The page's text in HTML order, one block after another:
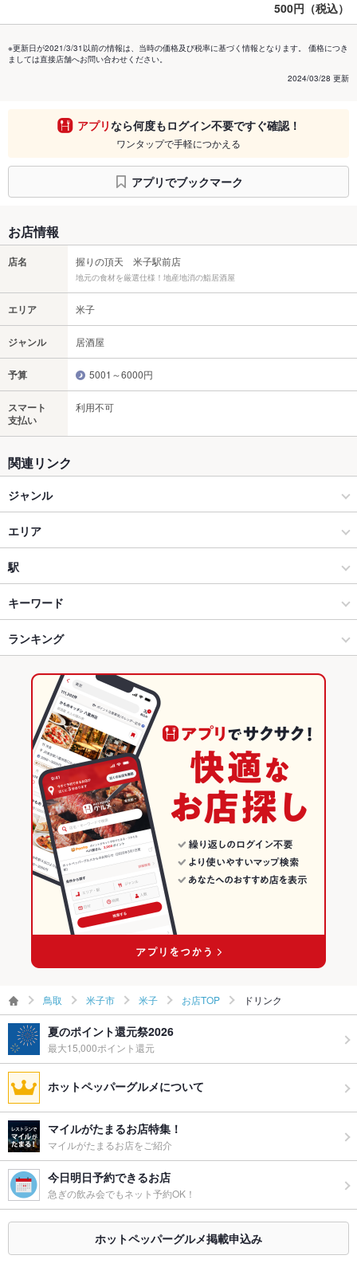
500円（税込）
※更新日が2021/3/31以前の情報は、当時の価格及び税率に基づく情報となります。 価格につき
ましては直接店舗へお問い合わせください。
2024/03/28 更新
アプリなら何度もログイン不要ですぐ確認！
ワンタップで手軽につかえる
アプリでブックマーク
お店情報
店名 握りの頂天 米子駅前店
地元の食材を厳選仕様！地産地消の鮨居酒屋
エリア 米子
ジャンル 居酒屋
予算 5001～6000円
スマート
支払い
利用不可
関連リンク
ジャンル
居酒屋
海鮮
米子市 × 居酒屋
米子市 × 海鮮
米子駅 × 居酒屋
米子駅 × 海鮮
エリア
米子
米子 × 居酒屋
米子 × 海鮮
鳥取 × 居酒屋
鳥取 × 海鮮
駅
米子駅
キーワード
からあげ
ランキング
鳥取のグルメランキング
鳥取の居酒屋ランキング
鳥取の海鮮ランキング
米子市のグルメランキング
米子市の居酒屋ランキング
米子市の海鮮ランキング
米子のグルメランキング
米子の居酒屋ランキング
米子の海鮮ランキング
鳥取 米子市 米子 お店TOP ドリンク
夏のポイント還元祭2026
最大15,000ポイント還元
ホットペッパーグルメについて
マイルがたまるお店特集！
マイルがたまるお店をご紹介
今日明日予約できるお店
急ぎの飲み会でもネット予約OK！
ホットペッパーグルメ掲載申込み